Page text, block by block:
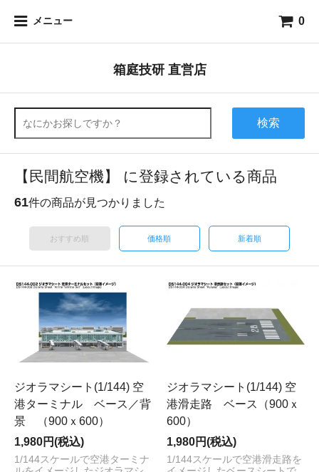
メニュー 0
箱庭技研 直営店
検索
【民間航空機】 に登録されている商品
61件の商品が見つかりました
おすすめ順 価格順 新着順
ジオラマシート(1/144) 空
港ターミナル ベース／背
景 （900ｘ600）
1,980円(税込)
1/144スケールで空港ターミナ
ジオラマシート(1/144) 空
港滑走路 ベース（900ｘ
600）
1,980円(税込)
1/144スケールで空港滑走路を